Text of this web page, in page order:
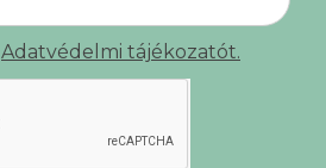
Adatvédelmi tájékozatót.